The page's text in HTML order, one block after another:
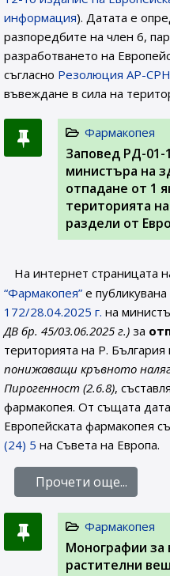
информация). Датата е
разпоредбите на член 6,
разработването на
съгласно Резолюция AP-
въвеждане в сила на
Фармакопея
Заповед РД-01-
министъра на
отпадане от 1
територията
раздели от
На интернет страницата
“Фармакопея” е публикувана
172/28.04.2025 г. на
ДВ бр. 45/03.06.2025 г.) за
територията на Р.
понижаващи кръвното
Пирогенност (2.6.8),
фармакопея. От същата
Европейската фармакопея
(24) 5 на Съвета на Европа.
Прочети още...
Фармакопея
Монографии за
растителни